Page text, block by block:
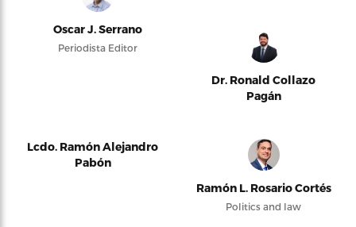
Oscar J. Serrano
Periodista Editor
Dr. Ronald Collazo
Pagán
Lcdo. Ramón Alejandro
Pabón
Ramón L. Rosario Cortés
Politics and law